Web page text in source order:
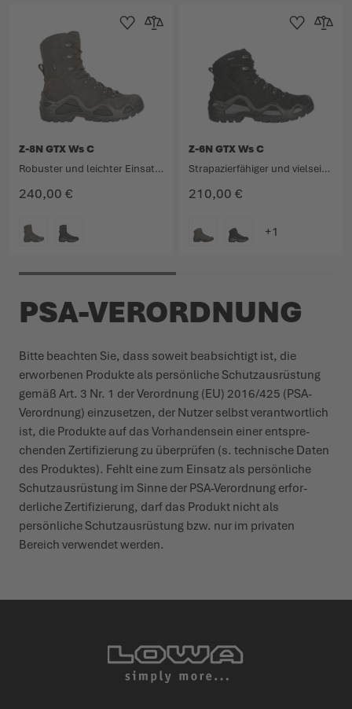
240,00 €
Z-8N GTX Ws C
Robuster und leichter Einsatzstiefel mit erhöhtem Schaft.
Zur Wunschliste hinzufügen
Zur Vergleichsliste hinzufügen
210,00 €
Z-6N GTX Ws C
Strapazierfähiger und vielseitiger Einsatzstiefel.
Zur Zur
PSA-VERORDNUNG
Bitte beachten Sie, dass soweit beab­sichtigt ist, die
erworbenen Produkte als persönliche Schutz­aus­rüstung
gemäß Art. 3 Nr. 1 der Verordnung (EU) 2016/425 (PSA-
Verordnung) einzu­setzen, der Nutzer selbst verant­wortlich
ist, die Produkte auf das Vorhan­densein einer entspre­
chenden Zerti­fi­zierung zu über­prüfen (s. tech­nische Daten
des Produktes). Fehlt eine zum Einsatz als persönliche
Schutz­aus­rüstung im Sinne der PSA-Verordnung erfor­
derliche Zerti­fi­zierung, darf das Produkt nicht als
persönliche Schutz­aus­rüstung bzw. nur im privaten
Bereich verwendet werden.